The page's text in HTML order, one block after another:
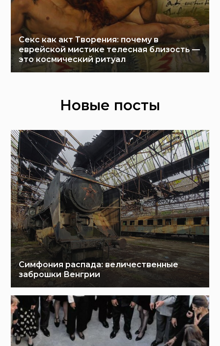
Секс как акт Творения: почему в
еврейской мистике телесная близость —
это космический ритуал
Новые посты
Симфония распада: величественные
заброшки Венгрии